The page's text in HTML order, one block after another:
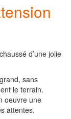
d’une jolie
sans
le terrain.
oeuvre une
attentes.